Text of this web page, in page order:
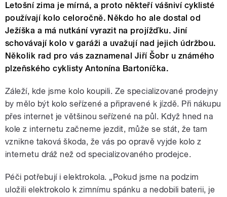
Letošní zima je mírná, a proto někteří vášniví cyklisté
používají kolo celoročně. Někdo ho ale dostal od
Ježíška a má nutkání vyrazit na projížďku. Jiní
schovávají kolo v garáži a uvažují nad jejich údržbou.
Několik rad pro vás zaznamenal Jiří Šobr u známého
plzeňského cyklisty Antonína Bartoníčka.
Záleží, kde jsme kolo koupili. Ze specializované prodejny
by mělo být kolo seřízené a připravené k jízdě. Při nákupu
přes internet je většinou seřízené na půl. Když hned na
kole z internetu začneme jezdit, může se stát, že tam
vznikne taková škoda, že vás po opravě vyjde kolo z
internetu dráž než od specializovaného prodejce.
Péči potřebují i elektrokola. „Pokud jsme na podzim
uložili elektrokolo k zimnímu spánku a nedobili baterii, je